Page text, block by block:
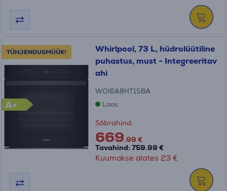
TÜHJENDUSMÜÜK!
A+
Whirlpool, 73 L, hüdrolüütiline
puhastus, must - Integreeritav
ahi
WOI6A8HT1SBA
Laos
Sõbrahind:
669.99 €
Tavahind: 759.99 €
Kuumakse alates 23 €